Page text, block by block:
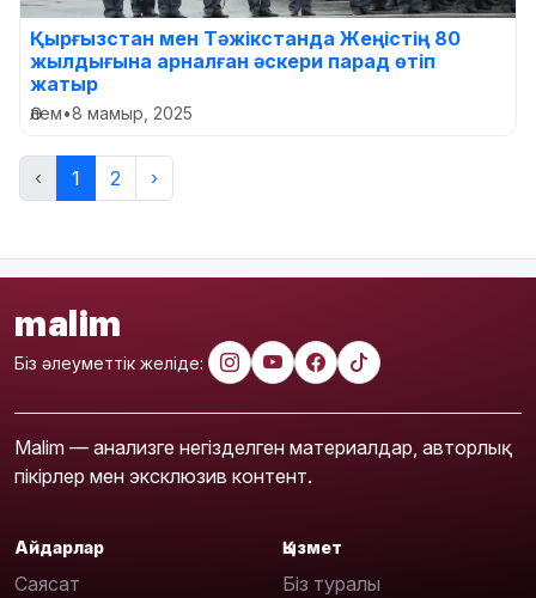
Қырғызстан мен Тәжікстанда Жеңістің 80
жылдығына арналған әскери парад өтіп
жатыр
Әлем•8 мамыр, 2025
‹ 1 2 ›
malim
Біз әлеуметтік желіде:
Malim — анализге негізделген материалдар, авторлық
пікірлер мен эксклюзив контент.
Айдарлар
Саясат
Қызмет
Біз туралы